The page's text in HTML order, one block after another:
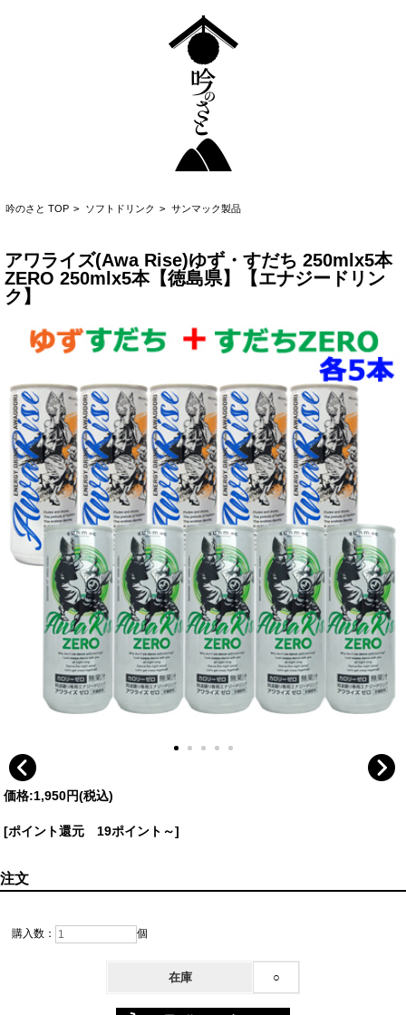
吟のさと TOP > ソフトドリンク > サンマック製品
アワライズ(Awa Rise)ゆず・すだち 250mlx5本
ZERO 250mlx5本【徳島県】【エナジードリン
ク】
価格:1,950円(税込)
[ポイント還元 19ポイント～]
注文
購入数： 個
在庫 ○